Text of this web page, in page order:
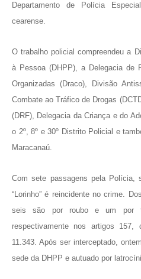
Departamento de Polícia
cearense.
O trabalho policial compreendeu a
à Pessoa (DHPP), a Delegacia de
Organizadas (Draco), Divisão
Combate ao Tráfico de Drogas
(DRF), Delegacia da Criança e do
o 2º, 8º e 30º Distrito Policial e
Maracanaú.
Com sete passagens pela Polícia,
“Lorinho” é reincidente no crime.
seis são por roubo e um por
respectivamente nos artigos
11.343. Após ser interceptado,
sede da DHPP e autuado por